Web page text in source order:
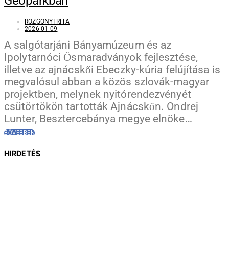
ROZGONYI RITA
2026-01-09
A salgótarjáni Bányamúzeum és az
Ipolytarnóci Ősmaradványok fejlesztése,
illetve az ajnácskői Ebeczky-kúria felújítása is
megvalósul abban a közös szlovák-magyar
projektben, melynek nyitórendezvényét
csütörtökön tartották Ajnácskőn. Ondrej
Lunter, Besztercebánya megye elnöke…
BŐVEBBEN
HIRDETÉS